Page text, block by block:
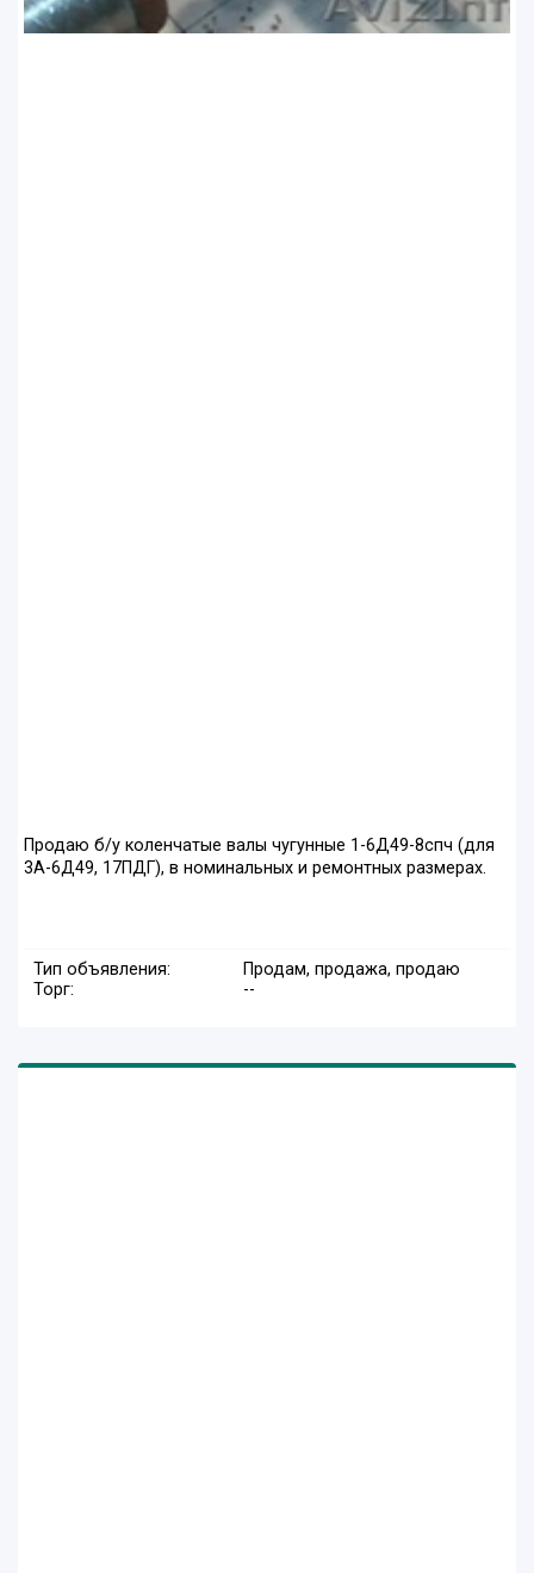
Продаю б/у коленчатые валы чугунные 1-6Д49-8спч (для
3А-6Д49, 17ПДГ), в номинальных и ремонтных размерах.
Тип объявления:
Продам, продажа, продаю
Торг:
--